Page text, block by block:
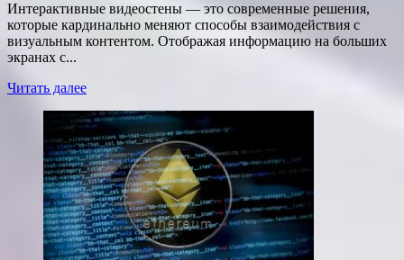
Интерактивные видеостены — это современные решения,
которые кардинально меняют способы взаимодействия с
визуальным контентом. Отображая информацию на больших
экранах с...
Читать далееПрочитать
о
Интерактивные
видеостены:
технологии,
меняющие
мир
визуального
контента